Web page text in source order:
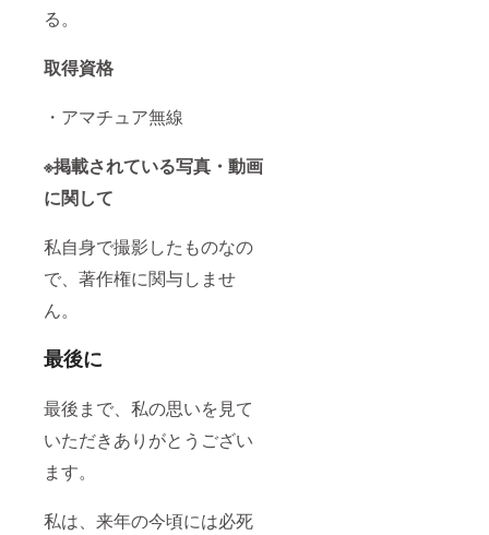
る。
取得資格
・アマチュア無線
※掲載されている写真・動画
に関して
私自身で撮影したものなの
で、著作権に関与しませ
ん。
最後に
最後まで、私の思いを見て
いただきありがとうござい
ます。
私は、来年の今頃には必死